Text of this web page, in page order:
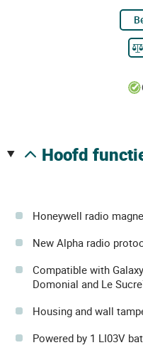
hoofd
Honeywell radio
New Alpha radio
Compatible with
Domonial and Le
Housing and wall
Powered by 1 LI03V